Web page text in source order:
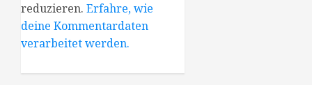
reduzieren. Erfahre, wie
deine Kommentardaten
verarbeitet werden.